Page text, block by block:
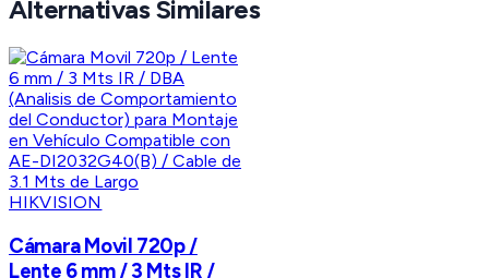
Alternativas Similares
HIKVISION
Cámara Movil 720p /
Lente 6 mm / 3 Mts IR /